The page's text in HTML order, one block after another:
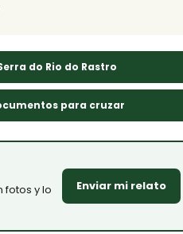
do Rio do Rastro
para cruzar
fotos y lo
Enviar mi relato